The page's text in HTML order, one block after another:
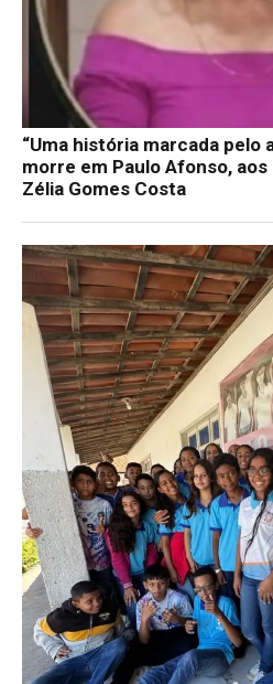
“Uma história marcada pelo
morre em Paulo Afonso,
Zélia Gomes Costa